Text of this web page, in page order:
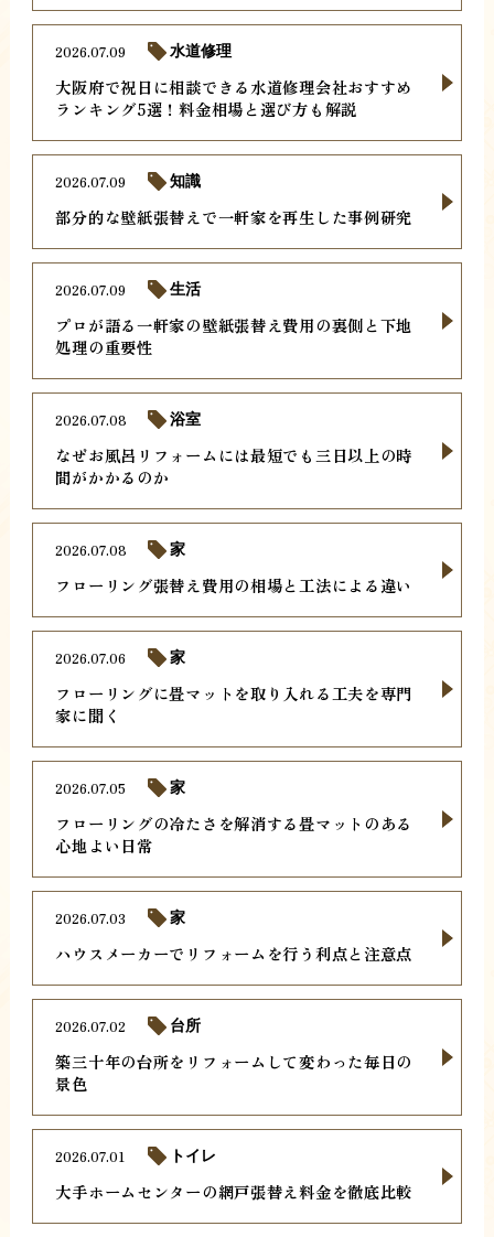
大阪府で祝日に相談できる水道修理会社おすすめ
ランキング5選！料金相場と選び方も解説
2026.07.09 水道修理
部分的な壁紙張替えで一軒家を再生した事例研究
2026.07.09 知識
プロが語る一軒家の壁紙張替え費用の裏側と下地
処理の重要性
2026.07.09 生活
なぜお風呂リフォームには最短でも三日以上の時
間がかかるのか
2026.07.08 浴室
フローリング張替え費用の相場と工法による違い
2026.07.08 家
フローリングに畳マットを取り入れる工夫を専門
家に聞く
2026.07.06 家
フローリングの冷たさを解消する畳マットのある
心地よい日常
2026.07.05 家
ハウスメーカーでリフォームを行う利点と注意点
2026.07.03 家
築三十年の台所をリフォームして変わった毎日の
景色
2026.07.02 台所
大手ホームセンターの網戸張替え料金を徹底比較
2026.07.01 トイレ